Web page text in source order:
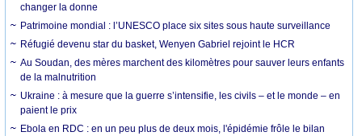
changer la donne
Patrimoine mondial : l’UNESCO place six sites sous haute surveillance
Réfugié devenu star du basket, Wenyen Gabriel rejoint le HCR
Au Soudan, des mères marchent des kilomètres pour sauver leurs enfants
de la malnutrition
Ukraine : à mesure que la guerre s’intensifie, les civils – et le monde – en
paient le prix
Ebola en RDC : en un peu plus de deux mois, l'épidémie frôle le bilan